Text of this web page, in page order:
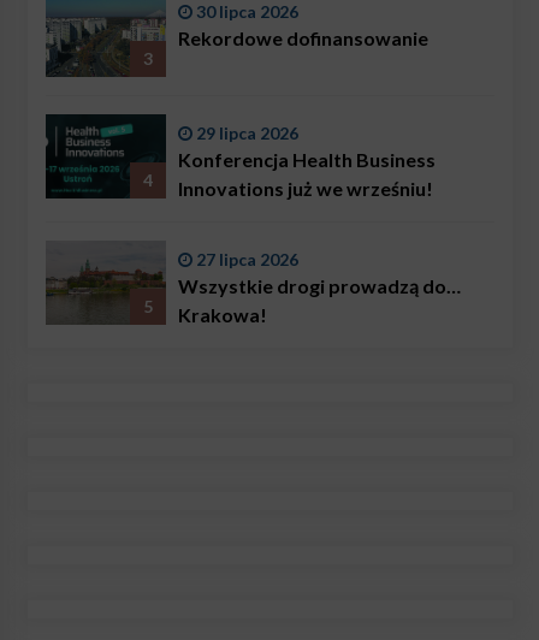
problemem są nie tylko choroby
3
30 lipca 2026
Rekordowe dofinansowanie
4
29 lipca 2026
Konferencja Health Business
Innovations już we wrześniu!
5
27 lipca 2026
Wszystkie drogi prowadzą do…
Krakowa!